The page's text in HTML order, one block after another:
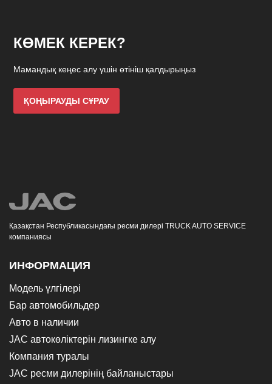
КӨМЕК КЕРЕК?
Мамандық кеңес алу үшін өтініш қалдырыңыз
ҚОҢЫРАУДЫ СҰРАУ
Қазақстан Республикасындағы ресми дилері TRUCK AUTO SERVICE
компаниясы
ИНФОРМАЦИЯ
Модель үлгілері
Бар автомобильдер
Авто в наличии
JAC автокөліктерін лизингке алу
Компания туралы
JAC ресми дилерінің байланыстары